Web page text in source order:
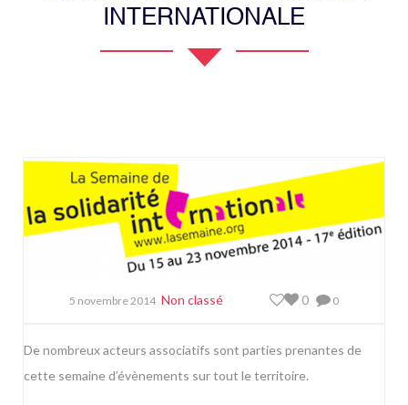
INTERNATIONALE
5 novembre 2014 Non classé 0
0
De nombreux acteurs associatifs sont parties prenantes de
cette semaine d’évènements sur tout le territoire.